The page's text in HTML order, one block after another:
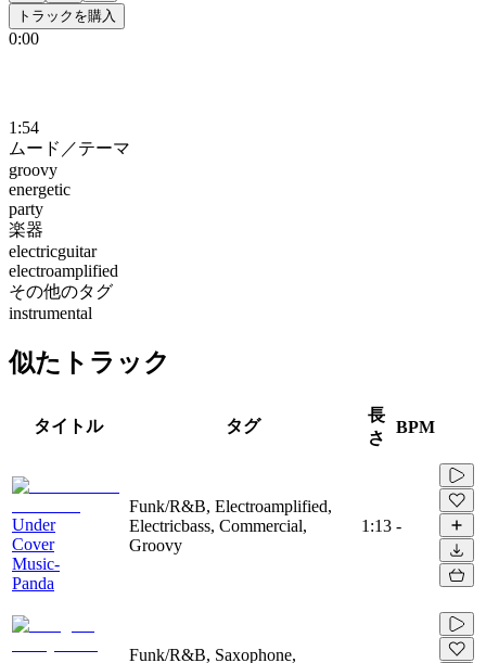
トラックを購入
0:00
1:54
ムード／テーマ
groovy
energetic
party
楽器
electricguitar
electroamplified
その他のタグ
instrumental
似たトラック
タイトル タグ
長
さ
BPM
Under
Cover
Music-
Panda
Funk/R&B, Electroamplified,
Electricbass, Commercial,
Groovy
1:13 -
Funk/R&B, Saxophone,